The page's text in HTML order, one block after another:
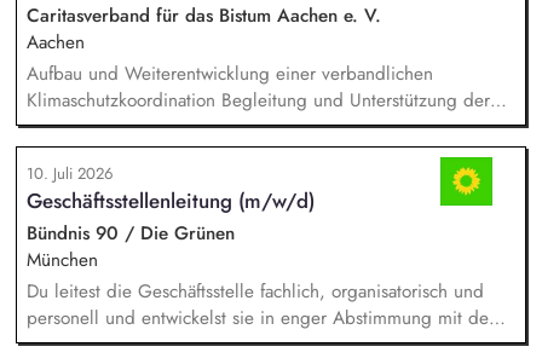
Caritasverband für das Bistum Aachen e. V.
Aachen
Aufbau und Weiterentwicklung einer verbandlichen
Klimaschutzkoordination Begleitung und Unterstützung der
verbandlichen Klimaschutzaktivitäten, insb. in den Regionalen
Caritasverbänden und Fachverbänden im Bistum Aachen
Initiierung, Moderation und Begleitung von Arbeits- und
Entwicklungsprozessen im Themenfeld Klimaschutz
Unterstützung bei der Erstellung von Treibhausgasbilanzen in
den beteiligten Organisationseinheiten Dokumentation,
Berichterstattung und Mitwirkung an der Evaluation im
Rahmen des Förderprojektes
10. Juli 2026
Geschäftsstellenleitung (m/w/d)
Bündnis 90 / Die Grünen
München
Du leitest die Geschäftsstelle fachlich, organisatorisch und
personell und entwickelst sie in enger Abstimmung mit dem
geschäftsführenden Vorstand kontinuierlich weiter. Du führst,